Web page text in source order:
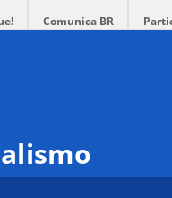
Comunica BR